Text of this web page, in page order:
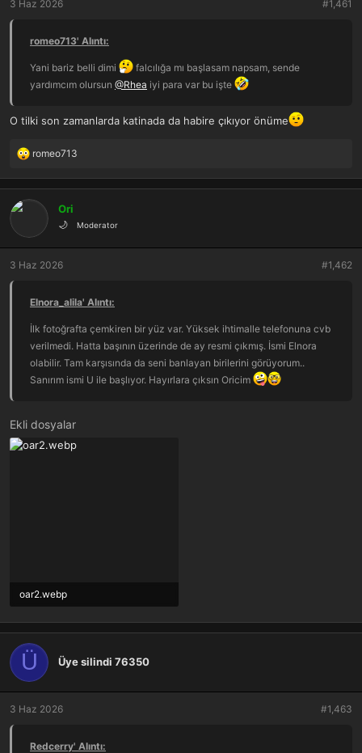
a
a
3 Haz 2026 #1,461
romeo713' Alıntı:
Yani bariz belli dimi
falcılığa mı başlasam napsam, sende
yardımcım olursun @Rhea iyi para var bu işte
O tilki son zamanlarda katinada da habire çıkıyor önüme
T
p
k
l
e
romeo713
Ori
🌙 Moderator
3 Haz 2026 #1,462
Elnora_alila' Alıntı:
İlk fotoğrafta çemkiren bir yüz var. Yüksek ihtimalle telefonuna cvb
verilmedi. Hatta başının üzerinde de ay resmi çıkmış. İsmi Elnora
olabilir. Tam karşısında da seni banlayan birilerini görüyorum..
Sanırım ismi U ile başlıyor. Hayırlara çıksın Oricim
Ekli dosyalar
oar2.webp
Ü Üye silindi 76350
3 Haz 2026 #1,463
Redcerry' Alıntı: